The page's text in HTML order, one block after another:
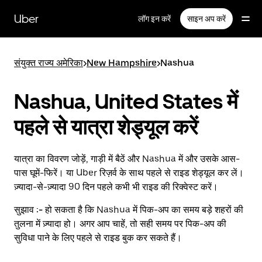
सामग्री
पर
Uber लॉग इन करें साइन अप करें
संयुक्त राज्य अमेरिका>New Hampshire>Nashua
Nashua, United States में
पहले से यात्रा शेड्यूल करें
यात्रा का विवरण जोड़ें, गाड़ी में बैठें और Nashua में और उसके आस-
पास घूमें-फिरें। या Uber रिज़र्व के साथ पहले से राइड शेड्यूल कर लें।
ज़्यादा-से-ज़्यादा 90 दिन पहले कभी भी राइड की रिक्वेस्ट करें।
सुझाव :-हो सकता है कि Nashua में पिक-अप का समय बड़े शहरों की
तुलना में ज़्यादा हो। अगर आप चाहें, तो सही समय पर पिक-अप की
सुविधा पाने के लिए पहले से राइड बुक कर सकते हैं।